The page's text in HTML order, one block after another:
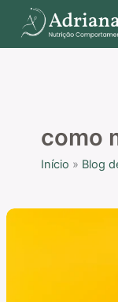
para
o
como
Início Blog
P
e
s
a